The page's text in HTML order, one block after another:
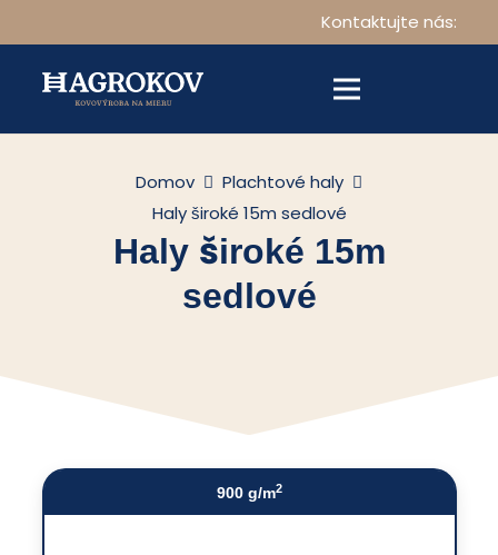
Kontaktujte nás:
Domov
Plachtové haly
Haly široké 15m sedlové
Haly široké 15m
sedlové
900 g/m2